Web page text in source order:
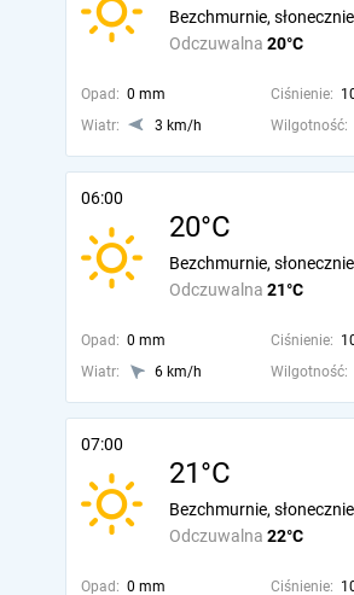
Odczuwalna 20°C
Bezchmurnie, słonecznie
Opad: 0 mm Ciśnienie:
Wiatr:
3 km/h Wilgotność:
06:00
20°C
Odczuwalna 21°C
Bezchmurnie, słonecznie
Opad: 0 mm Ciśnienie:
Wiatr:
6 km/h Wilgotność:
07:00
21°C
Odczuwalna 22°C
Bezchmurnie, słonecznie
Opad: 0 mm Ciśnienie: